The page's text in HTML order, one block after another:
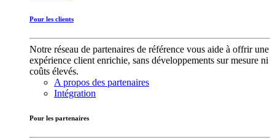
Pour les clients
Notre réseau de partenaires de référence vous aide à offrir une
expérience client enrichie, sans développements sur mesure ni
coûts élevés.
A propos des partenaires
Intégration
Pour les partenaires